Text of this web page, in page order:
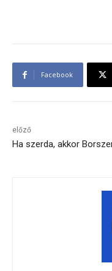
Facebook
előző
Ha szerda, akkor